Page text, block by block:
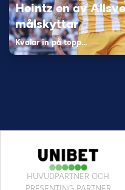
Heintz en av
målskyttar
Kvalar in på topp…
HUVUDPARTNER OCH